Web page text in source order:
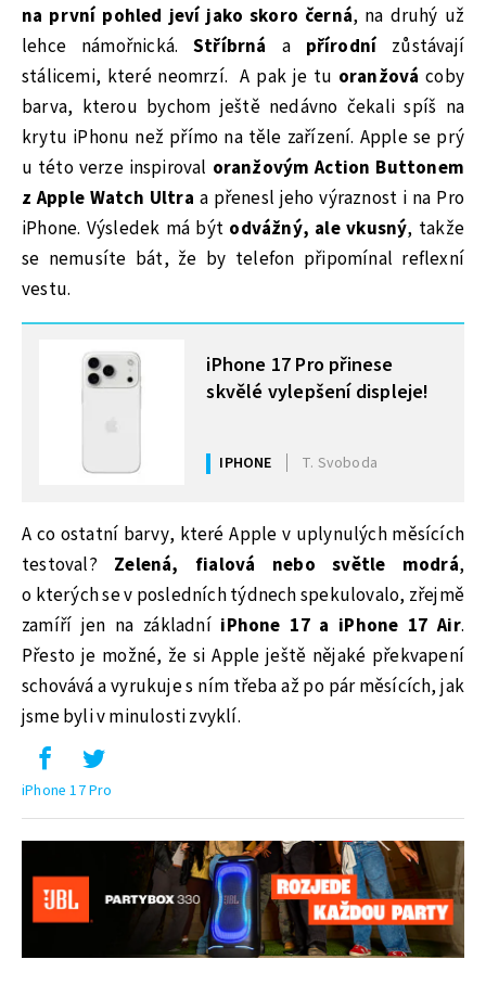
na první pohled jeví jako skoro černá, na druhý už
lehce námořnická.Stříbrná a přírodní zůstávají
stálicemi, které neomrzí. A pak je tu oranžovácoby
barva, kterou bychom ještě nedávno čekali spíš na
krytu iPhonu než přímo na těle zařízení. Apple se prý
u této verze inspiroval oranžovým Action Buttonem
z Apple Watch Ultra a přenesl jeho výraznost i na Pro
iPhone. Výsledek má být odvážný, ale vkusný, takže
se nemusíte bát, že by telefon připomínal reflexní
vestu.
iPhone 17 Pro přinese
skvělé vylepšení displeje!
IPHONE T. Svoboda
A co ostatní barvy, které Apple v uplynulých měsících
testoval? Zelená, fialová nebo světle modrá,
o kterých se v posledních týdnech spekulovalo, zřejmě
zamíří jen na základní iPhone 17 a iPhone 17 Air.
Přesto je možné, že si Apple ještě nějaké překvapení
schovává a vyrukuje s ním třeba až po pár měsících, jak
jsme byli v minulosti zvyklí.
iPhone 17 Pro